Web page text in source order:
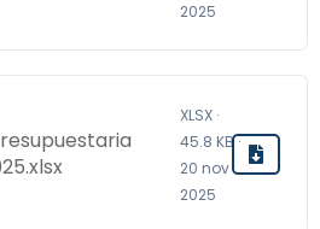
2025
XLSX ·
45.8 KB ·
20 nov
2025